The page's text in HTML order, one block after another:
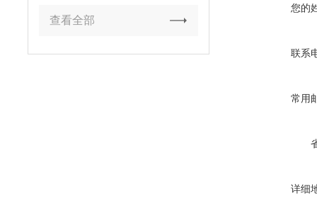
查看全部
您的
联系
常用
详细